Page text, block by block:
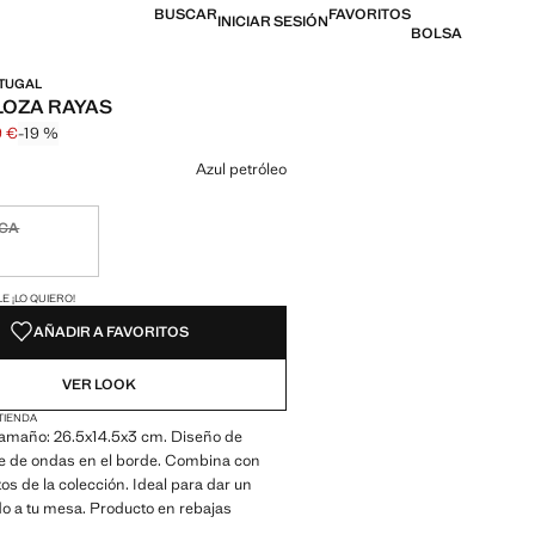
BUSCARINICIAR SESIÓNFAVORITOS
BOLSA
RAYAS
[15,99 € ]
€ ]
€-19 %
color
Azul petróleo
¡LO QUIERO!
AÑADIR A FAVORITOS
VER LOOK
26.5x14.5x3 cm. Diseño de
de ondas en el borde. Combina con
de la colección. Ideal para dar un
a tu mesa. Producto en rebajas